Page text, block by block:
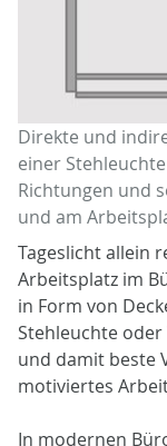
Direkte und
einer
Richtungen und
und am
Tageslicht allein
Arbeitsplatz im
in Form von
Stehleuchte
und damit beste
motiviertes
In modernen